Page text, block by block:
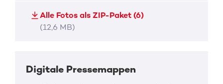
Alle Fotos als ZIP-Paket (6)
(12,6 MB)
Digitale Pressemappen